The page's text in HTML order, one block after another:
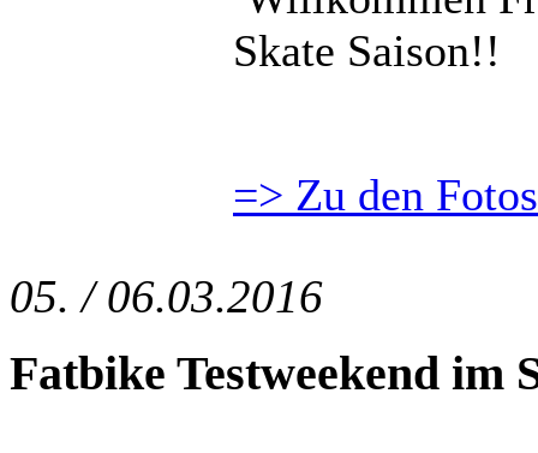
Skate Saison!!
=> Zu den
05. / 06.03.2016
Fatbike Testweekend im